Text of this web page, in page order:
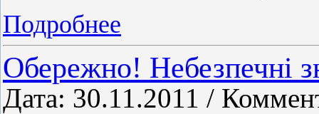
Подробнее
Обережно! Небезпечні
Дата: 30.11.2011 /